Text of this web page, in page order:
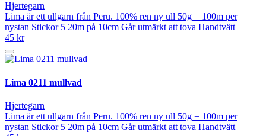
Hjertegarn
Lima är ett ullgarn från Peru. 100% ren ny ull 50g = 100m per
nystan Stickor 5 20m på 10cm Går utmärkt att tova Handtvätt
45 kr
Lima 0211 mullvad
Hjertegarn
Lima är ett ullgarn från Peru. 100% ren ny ull 50g = 100m per
nystan Stickor 5 20m på 10cm Går utmärkt att tova Handtvätt